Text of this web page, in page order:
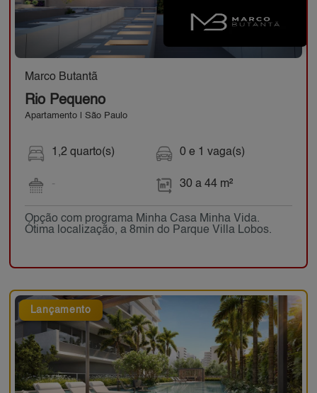
Marco Butantã
Rio Pequeno
Apartamento | São Paulo
1,2 quarto(s)
-
0 e 1 vaga(s)
30 a 44 m²
Opção com programa Minha Casa Minha Vida.
Ótima localização, a 8min do Parque Villa Lobos.
Lançamento